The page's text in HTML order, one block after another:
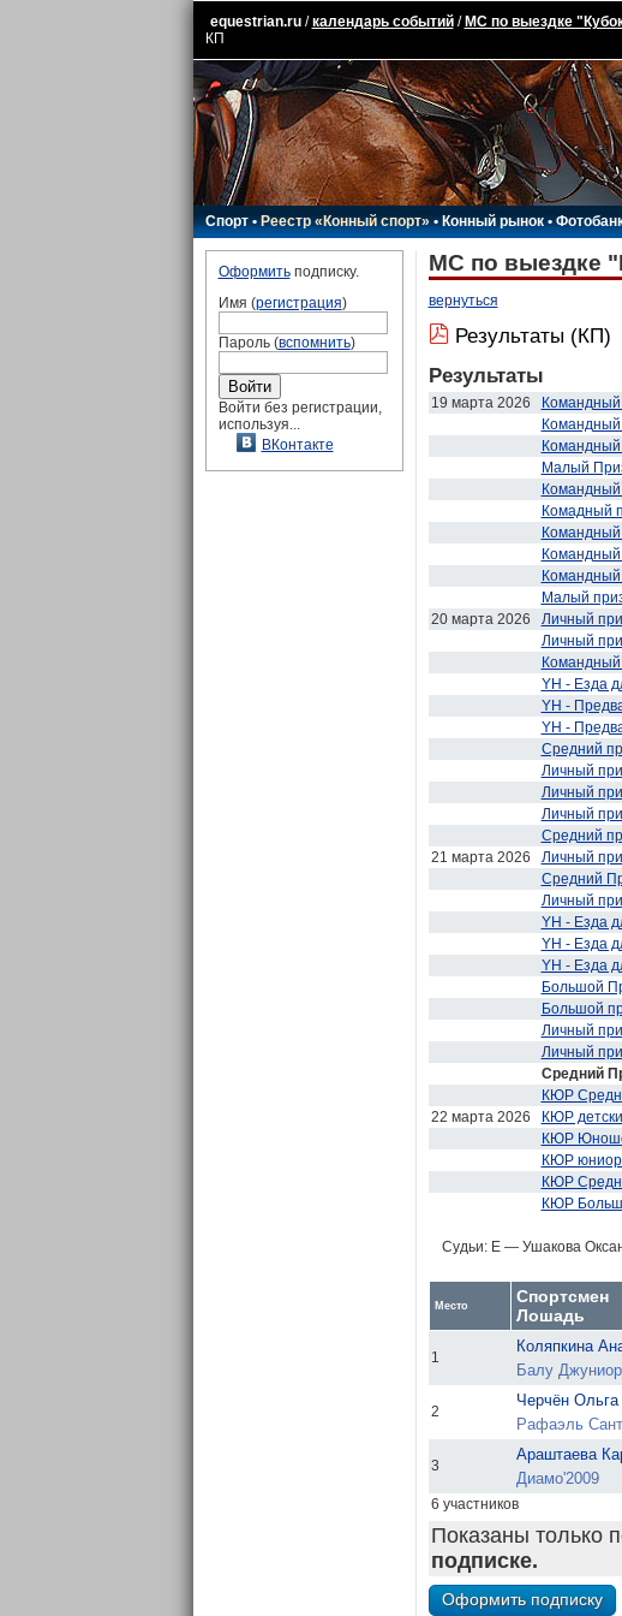
equestrian.ru/календарь событий/ МС по выездке
КП
Спорт•Реестр «Конный спорт»•Конный рынок•
Оформитьподписку.
Имя (регистрация)
Пароль (вспомнить)
Войти без регистрации,
используя...
ВКонтакте
МС по выездке
вернуться
Результаты (КП)
Результаты
19 марта 2026
Малый
Комадный
Малый
20 марта 2026
Личный
Личный
Командный
YH - Езда
YH -
YH -
Средний
Личный
Личный
Личный
Средний
21 марта 2026
Личный
Средний
Личный
YH - Езда
YH - Езда
YH - Езда
Большой
Большой
Личный
Личный
Средний
КЮР
22 марта 2026
КЮР
КЮР
КЮР
КЮР
КЮР
Судьи: E — Ушакова
Место
Спортсмен
Лошадь
1
Коляпкина
Балу
2
Черчён Ольга
Рафаэль
3
Араштаева
Диамо'2009
6 участников
Показаны только
подписке.